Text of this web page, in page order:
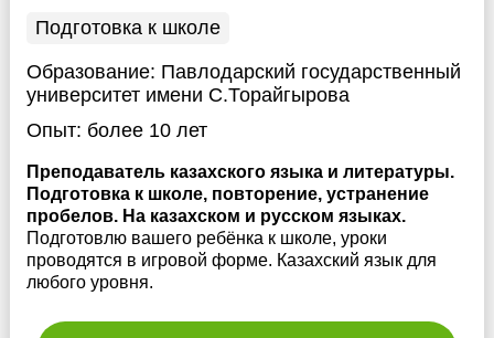
Подготовка к школе
Образование: Павлодарский государственный
университет имени С.Торайгырова
Опыт: более 10 лет
Преподаватель казахского языка и литературы.
Подготовка к школе, повторение, устранение
пробелов. На казахском и русском языках.
Подготовлю вашего ребёнка к школе, уроки
проводятся в игровой форме. Казахский язык для
любого уровня.